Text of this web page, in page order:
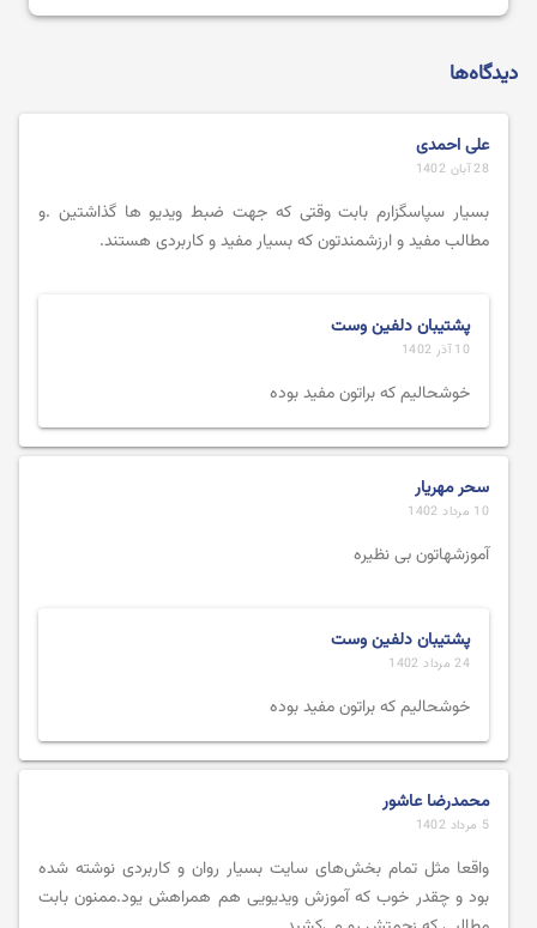
دیدگاه‌ها
علی احمدی
28 آبان 1402
بسیار سپاسگزارم بابت وقتی که جهت ضبط ویدیو ها گذاشتین .و
مطالب مفید و ارزشمندتون که بسیار مفید و کاربردی هستند.
پشتیبان دلفین وست
10 آذر 1402
خوشحالیم که براتون مفید بوده
سحر مهریار
10 مرداد 1402
آموزشهاتون بی نظیره
پشتیبان دلفین وست
24 مرداد 1402
خوشحالیم که براتون مفید بوده
محمدرضا عاشور
5 مرداد 1402
واقعا مثل تمام بخش‌های سایت بسیار روان و کاربردی نوشته شده
بود و چقدر خوب که آموزش ویدیویی هم همراهش یود.ممنون بابت